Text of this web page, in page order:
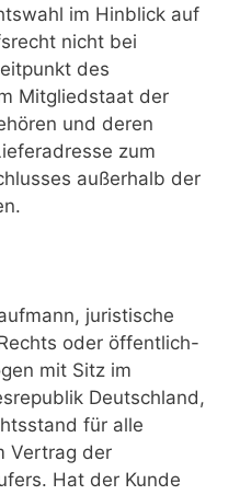
im Hinblick auf
nicht bei
des
Mitgliedstaat der
und deren
zum
außerhalb der
juristische
oder öffentlich-
mit Sitz im
Deutschland,
für alle
Vertrag der
Hat der Kunde